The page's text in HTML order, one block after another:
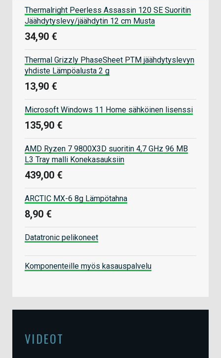
Thermalright Peerless Assassin 120 SE Suoritin
Jäähdytyslevy/jäähdytin 12 cm Musta
34,90 €
Thermal Grizzly PhaseSheet PTM jäähdytyslevyn
yhdiste Lämpöalusta 2 g
13,90 €
Microsoft Windows 11 Home sähköinen lisenssi
135,90 €
AMD Ryzen 7 9800X3D suoritin 4,7 GHz 96 MB
L3 Tray malli Konekasauksiin
439,00 €
ARCTIC MX-6 8g Lämpötahna
8,90 €
Datatronic pelikoneet
Komponenteille myös kasauspalvelu
VIDEOT